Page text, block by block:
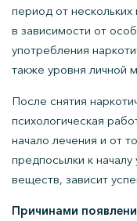
период от
в зависимости от
употребления
также уровня личной
После снятия
психологическая
начало лечения и от
предпосылки к
веществ, зависит
Причинами